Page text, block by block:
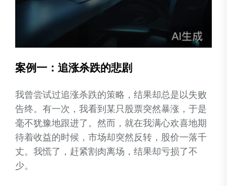
案例一：追涨杀跌的悲剧
我曾尝试过追涨杀跌的策略，结果却总是以失败
告终。有一次，我看到某只股票突然暴涨，于是
毫不犹豫地跟进了。然而，就在我满心欢喜地期
待着收益的时候，市场却突然反转，股价一落千
丈。我慌了，赶紧割肉离场，结果却亏损了不
少。